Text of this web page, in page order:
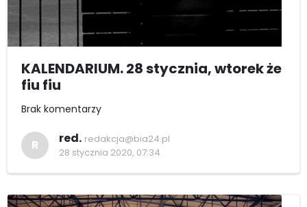
KALENDARIUM. 28 stycznia, wtorek że
fiu fiu
Brak komentarzy
R red. redakcja@bia24.pl
28 stycznia 2020, 07:34